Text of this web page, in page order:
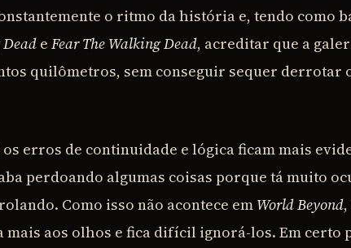
o ritmo da história e, tendo como
e Fear The Walking Dead, acreditar que a
quilômetros, sem conseguir sequer derrotar
erros de continuidade e lógica ficam mais
perdoando algumas coisas porque tá muito
Como isso não acontece em World Beyond
mais aos olhos e fica difícil ignorá-los. Em certo